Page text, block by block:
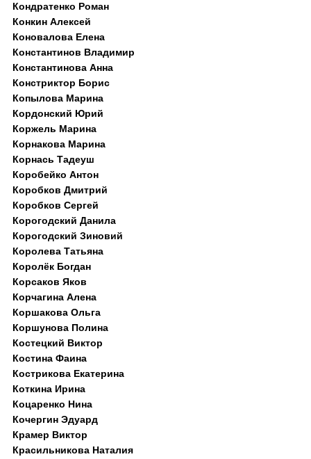
Кондратенко Роман
Конкин Алексей
Коновалова Елена
Константинов Владимир
Константинова Анна
Констриктор Борис
Копылова Марина
Кордонский Юрий
Коржель Марина
Корнакова Марина
Корнась Тадеуш
Коробейко Антон
Коробков Дмитрий
Коробков Сергей
Корогодский Данила
Корогодский Зиновий
Королева Татьяна
Королёк Богдан
Корсаков Яков
Корчагина Алена
Коршакова Ольга
Коршунова Полина
Костецкий Виктор
Костина Фаина
Кострикова Екатерина
Коткина Ирина
Коцаренко Нина
Кочергин Эдуард
Крамер Виктор
Красильникова Наталия